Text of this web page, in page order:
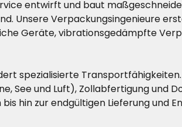
entwirft und baut
Unsere Verpackungsingenieure
Geräte, vibrationsgedämpfte
spezialisierte
See und Luft), Zollabfertigung und
hin zur endgültigen Lieferung und